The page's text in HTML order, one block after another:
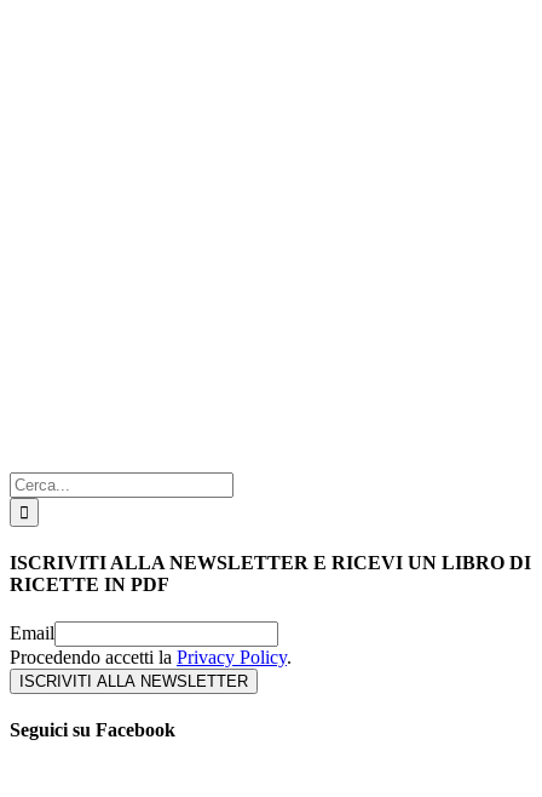
Cerca
per:
ISCRIVITI ALLA NEWSLETTER E RICEVI UN LIBRO DI
RICETTE IN PDF
Email
Procedendo accetti la Privacy Policy.
Seguici su Facebook